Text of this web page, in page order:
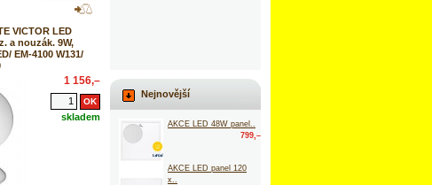
VICTOR LED
a nouzák. 9W,
EM-4100 W131/
1 156,–
skladem
Nejnovější
AKCE LED 48W panel..
799,–
AKCE LED panel 120
x..